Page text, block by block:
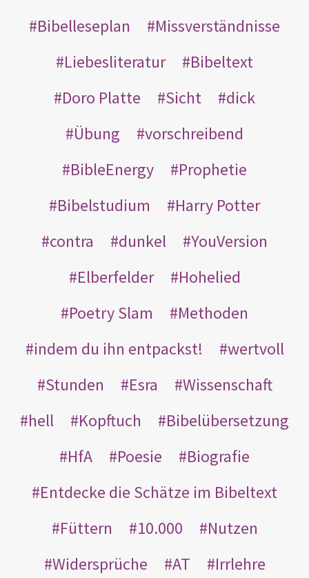
Bibelleseplan
Missverständnisse
Liebesliteratur
Bibeltext
Doro Platte
Sicht
dick
Übung
vorschreibend
BibleEnergy
Prophetie
Bibelstudium
Harry Potter
contra
dunkel
YouVersion
Elberfelder
Hohelied
Poetry Slam
Methoden
indem du ihn entpackst!
wertvoll
Stunden
Esra
Wissenschaft
hell
Kopftuch
Bibelübersetzung
HfA
Poesie
Biografie
Entdecke die Schätze im Bibeltext
Füttern
10.000
Nutzen
Widersprüche
AT
Irrlehre